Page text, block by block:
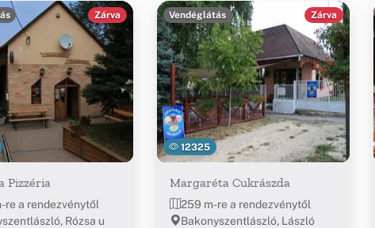
Zárva
Pizzéria
re a rendezvénytől
Rózsa u
12325
Vendéglátás Zárva
Margaréta Cukrászda
259 m-re a rendezvénytől
Bakonyszentlászló, László